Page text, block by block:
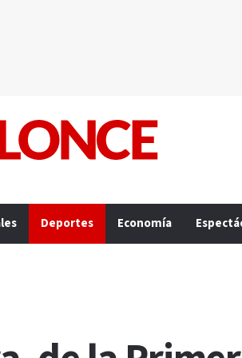
Deportes Economía